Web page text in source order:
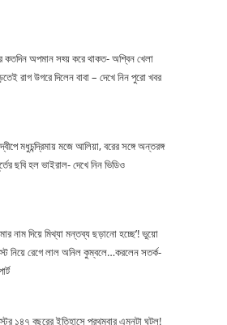
অপমান সহ্য় করে থাকত- অশ্বিন খেলা
রাগ উগরে দিলেন বাবা – দেখে নিন পুরো খবর
মধুচন্দ্রিমায় মজে আলিয়া, বরের সঙ্গে অন্তরঙ্গ
ছবি হল ভাইরাল- দেখে নিন ভিডিও
নাম দিয়ে মিথ্যা মন্তব্য ছড়ানো হচ্ছে’! ভুয়ো
নিয়ে রেগে লাল অনিল কুম্বলে…করলেন সতর্ক-
১৪৭ বছরের ইতিহাসে প্রথমবার এমনটা ঘটল!